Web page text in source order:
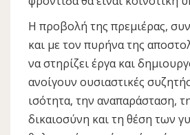
Η προβολή της πρεμιέρας,
και με τον πυρήνα της
να στηρίζει έργα και
ανοίγουν ουσιαστικές
ισότητα, την αναπαράσταση,
δικαιοσύνη και τη θέση των